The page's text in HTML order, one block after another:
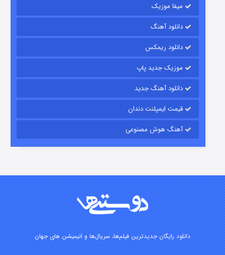
قسمت
شوگر فصل ۲
میفا موزیک
دانلود آهنگ
دانلود ریمکس
موزیک جدید پاپ
دانلود آهنگ جدید
قیمت ایمپلنت دندان
آهنگ هوش مصنوعی
دانلود رایگان جدیدترین فیلم‌ها، سریال‌ها و انیمیشن های جهان